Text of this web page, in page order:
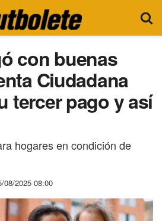
con buenas
Ciudadana
tercer pago y así
hogares en condición de
08/2025 08:00